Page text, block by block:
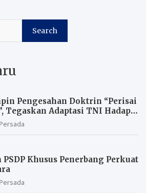
Search
Pengesahan Doktrin “Perisai
Tegaskan Adaptasi TNI Hadapi
Khusus Penerbang Perkuat